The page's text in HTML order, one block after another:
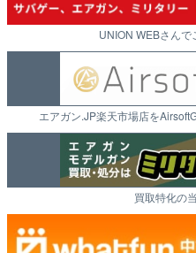
UNION WEBさん
エアガン.JP楽天市場店を
買取特化の